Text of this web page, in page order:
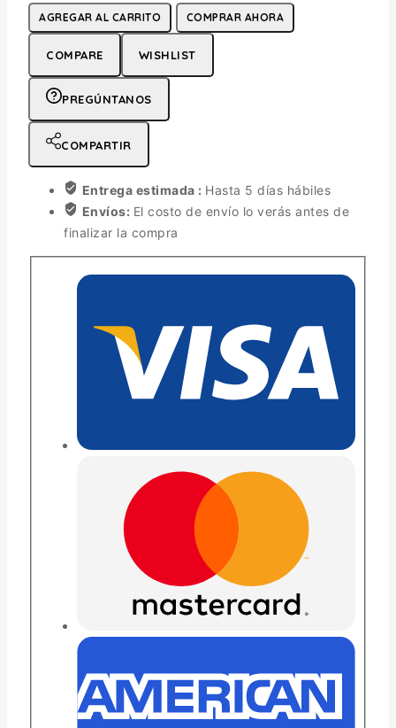
AGREGAR AL CARRITO COMPRAR AHORA
COMPARE WISHLIST
PREGÚNTANOS
COMPARTIR
Entrega estimada : Hasta 5 días hábiles
Envíos: El costo de envío lo verás antes de
finalizar la compra